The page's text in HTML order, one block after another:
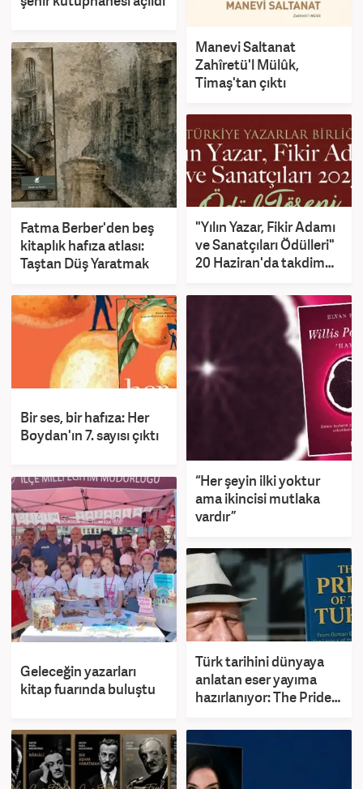
Manevi Saltanat
Zahîretü'l Mülûk,
Timaş'tan çıktı
Fatma Berber'den beş
kitaplık hafıza atlası:
Taştan Düş Yaratmak
"Yılın Yazar, Fikir Adamı
ve Sanatçıları Ödülleri"
20 Haziran'da takdim
Bir ses, bir hafıza: Her
Boydan'ın 7. sayısı çıktı
“Her şeyin ilki yoktur
ama ikincisi mutlaka
vardır”
Geleceğin yazarları
kitap fuarında buluştu
Türk tarihini dünyaya
anlatan eser yayıma
hazırlanıyor: The Pride